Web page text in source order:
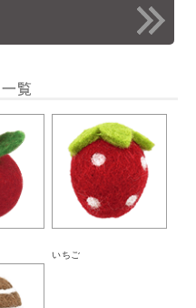
覧
いちご